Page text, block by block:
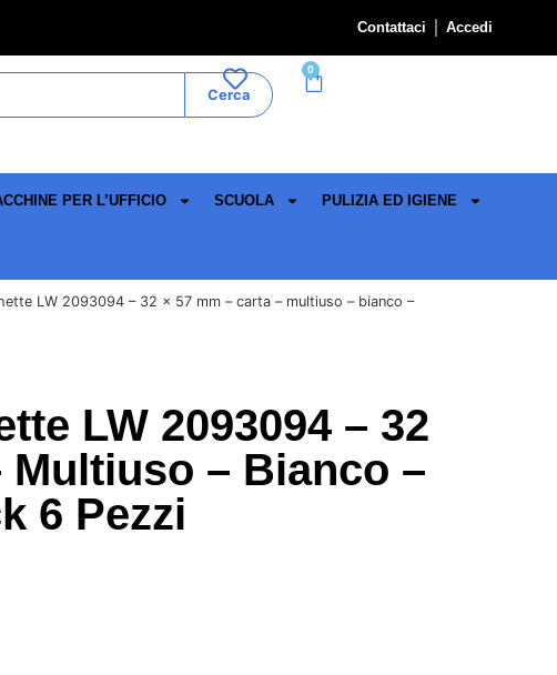
Contattaci Accedi
Cerca
0
PER L’UFFICIO SCUOLA PULIZIA ED IGIENE
LW 2093094 – 32 x 57 mm – carta – multiuso – bianco –
LW 2093094 – 32
Multiuso – Bianco –
6 Pezzi